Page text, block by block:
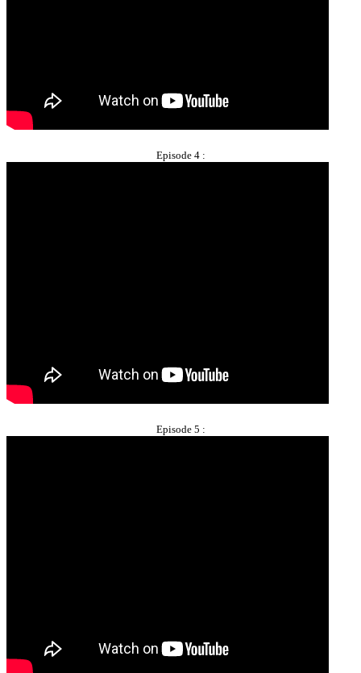
Episode 4 :
Episode 5 :